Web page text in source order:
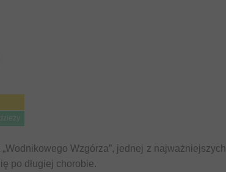
Wzgórza”, jednej z najważniejszych
po długiej chorobie.